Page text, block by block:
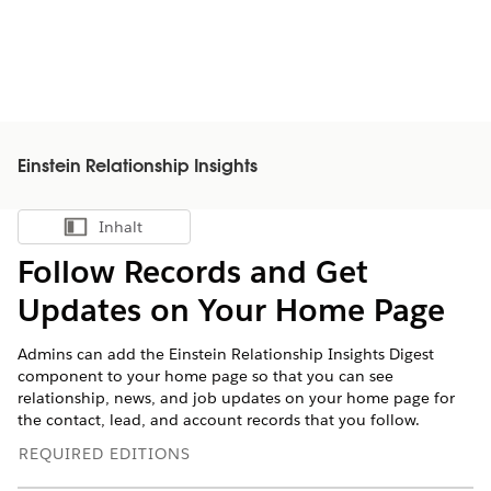
Einstein Relationship Insights
Inhalt anzeigen
Inhalt
Follow Records and Get
Updates on Your Home Page
Admins can add the Einstein Relationship Insights Digest
component to your home page so that you can see
relationship, news, and job updates on your home page for
the contact, lead, and account records that you follow.
REQUIRED EDITIONS